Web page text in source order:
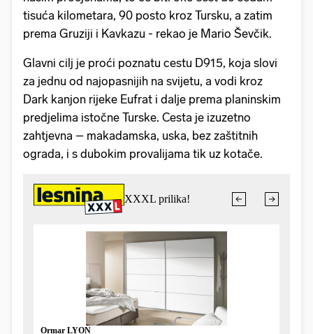
tisuća kilometara, 90 posto kroz Tursku, a zatim
prema Gruziji i Kavkazu - rekao je Mario Ševčik.
Glavni cilj je proći poznatu cestu D915, koja slovi
za jednu od najopasnijih na svijetu, a vodi kroz
Dark kanjon rijeke Eufrat i dalje prema planinskim
predjelima istočne Turske. Cesta je izuzetno
zahtjevna – makadamska, uska, bez zaštitnih
ograda, i s dubokim provalijama tik uz kotače.